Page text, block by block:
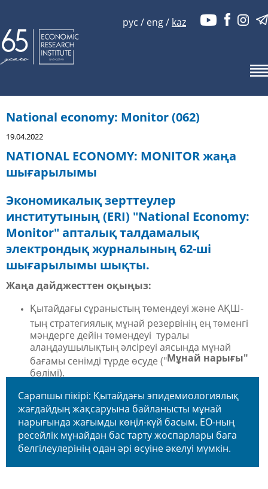
рус / eng/ kaz
National economy: Monitor (062)
19.04.2022
NATIONAL ECONOMY: MONITOR жаңа
шығарылымы
Экономикалық зерттеулер
институтының (ERI) "National Economy:
Monitor" апталық талдамалық
электрондық журналының 62-ші
шығарылымы шықты.
Жаңа дайджесттен оқыңыз:
Қытайдағы сұраныстың төмендеуі және АҚШ-
тың стратегиялық мұнай резервінің ең төменгі
мәндерге дейін төмендеуі туралы
алаңдаушылықтың әлсіреуі аясында мұнай
бағамы сенімді түрде өсуде ("Мұнай нарығы"
бөлімі).
Сарапшы пікірі: Қытайдағы эпидемиологиялық
жағдайдың жақсаруына байланысты мұнай
нарығында жағымды көңіл-күй басым. ЕО-ның
ресейлік мұнайдан бас тарту жоспарлары баға
белгілеулерінің одан әрі өсуіне әкелуі мүмкін.